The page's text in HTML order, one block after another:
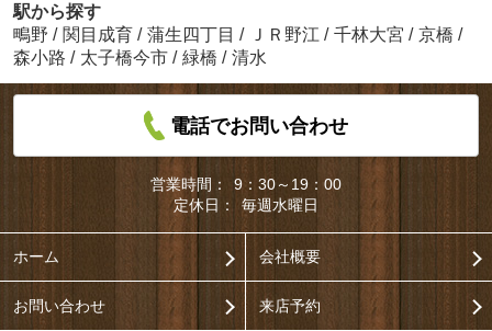
駅から探す
鴫野 / 関目成育 / 蒲生四丁目 / ＪＲ野江 / 千林大宮 / 京橋 /
森小路 / 太子橋今市 / 緑橋 / 清水
電話でお問い合わせ
営業時間：
9：30～19：00
定休日：
毎週水曜日
ホーム 会社概要
お問い合わせ 来店予約